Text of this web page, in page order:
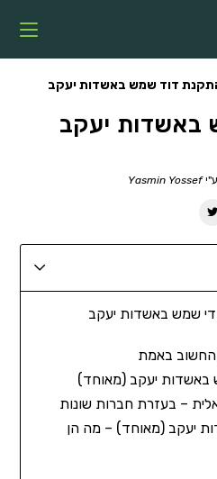
דוד שמש באשדות יעקב
באשדות יעקב
Yasmin Yossef
שמש באשדות יעקב
באמת
באשדות יעקב (מאוחד)
– בעזרת חברות שונות
יעקב (מאוחד) – מה הן